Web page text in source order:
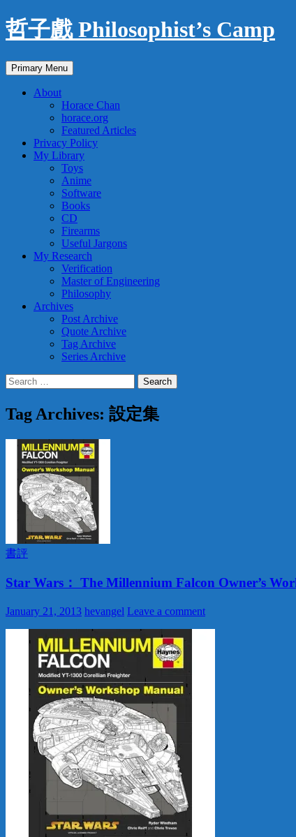
Skip
to
哲子戲 Philosophist’s Camp
Search
Primary Menu
About
Horace Chan
horace.org
Featured Articles
Privacy Policy
My Library
Toys
Anime
Software
Books
CD
Firearms
Useful Jargons
My Research
Verification
Master of Engineering
Philosophy
Archives
Post Archive
Quote Archive
Tag Archive
Series Archive
Search
for:
Tag Archives: 設定集
書評
Star Wars： The Millennium Falcon Owner’s
January 21, 2013 hevangel Leave a comment